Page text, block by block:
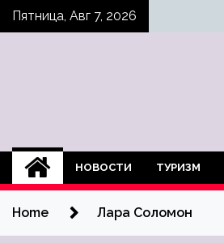
SkipПятница, Авг 7, 2026
НОВОСТИ ТУРИЗМ
Home Лара Соломон